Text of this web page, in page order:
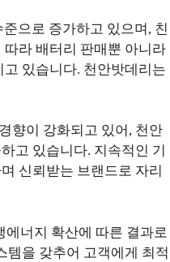
으로 증가하고 있으며, 친
라 배터리 판매뿐 아니라
있습니다. 천안밧데리는
향이 강화되고 있어, 천안
고 있습니다. 지속적인 기
신뢰받는 브랜드로 자리
에너지 확산에 따른 결과로
템을 갖추어 고객에게 최적